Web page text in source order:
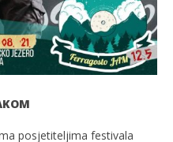
posjetiteljima festivala